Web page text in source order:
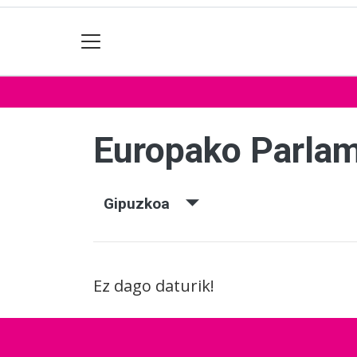
Europako
Gipuzkoa
Ez dago daturik!